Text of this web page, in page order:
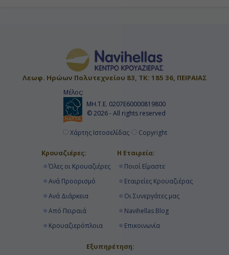
Λεωφ. Ηρώων Πολυτεχνείου 83, ΤΚ: 185 36, ΠΕΙΡΑΙΑΣ
Μέλος:
ΜΗ.Τ.Ε. 0207Ε60000819800
© 2026 - All rights reserved
Χάρτης Ιστοσελίδας Copyright
Κρουαζιέρες:
Όλες οι Κρουαζιέρες
Ανά Προορισμό
Ανά Διάρκεια
Από Πειραιά
Κρουαζιερόπλοια
Η Εταιρεία:
Ποιοί Είμαστε
Εταιρείες Κρουαζιέρας
Οι Συνεργάτες μας
Navihellas Blog
Επικοινωνία
Εξυπηρέτηση: